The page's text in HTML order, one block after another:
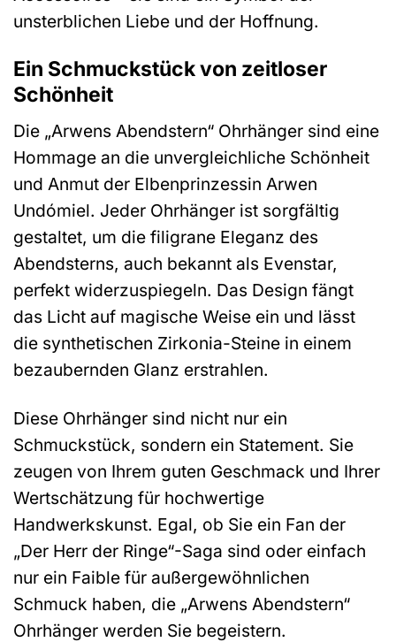
unsterblichen Liebe und der Hoffnung.
Ein Schmuckstück von zeitloser
Schönheit
Die „Arwens Abendstern“ Ohrhänger sind eine
Hommage an die unvergleichliche Schönheit
und Anmut der Elbenprinzessin Arwen
Undómiel. Jeder Ohrhänger ist sorgfältig
gestaltet, um die filigrane Eleganz des
Abendsterns, auch bekannt als Evenstar,
perfekt widerzuspiegeln. Das Design fängt
das Licht auf magische Weise ein und lässt
die synthetischen Zirkonia-Steine in einem
bezaubernden Glanz erstrahlen.
Diese Ohrhänger sind nicht nur ein
Schmuckstück, sondern ein Statement. Sie
zeugen von Ihrem guten Geschmack und Ihrer
Wertschätzung für hochwertige
Handwerkskunst. Egal, ob Sie ein Fan der
„Der Herr der Ringe“-Saga sind oder einfach
nur ein Faible für außergewöhnlichen
Schmuck haben, die „Arwens Abendstern“
Ohrhänger werden Sie begeistern.